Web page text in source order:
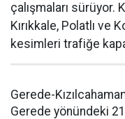
çalışmaları sürüyor.
Kırıkkale, Polatlı ve
kesimleri trafiğe
Gerede-
Gerede yönündeki